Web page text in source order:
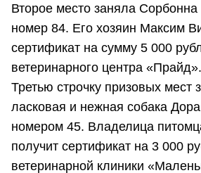
Второе место заняла Сорбонна
номер 84. Его хозяин Максим
сертификат на сумму 5 000
ветеринарного центра «Прайд».
Третью строчку призовых мест
ласковая и нежная собака
номером 45. Владелица
получит сертификат на 3 000
ветеринарной клиники